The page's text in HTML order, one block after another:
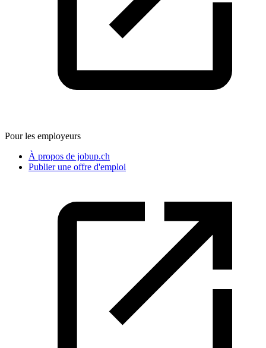
Pour les employeurs
À propos de jobup.ch
Publier une offre d'emploi